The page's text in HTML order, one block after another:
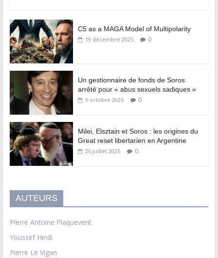
C5 as a MAGA Model of Multipolarity
19 décembre 2025 0
Un gestionnaire de fonds de Soros
arrêté pour « abus sexuels sadiques »
5 octobre 2025 0
Milei, Elsztain et Soros : les origines du
Great reset libertarien en Argentine
26 juillet 2025 0
AUTEURS
Pierre Antoine Plaquevent
Youssef Hindi
Pierre Le Vigan